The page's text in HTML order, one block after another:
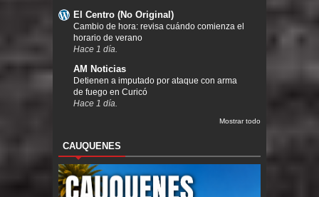
El Centro (No Original)
Cambio de hora: revisa cuándo comienza el
horario de verano
Hace 1 día.
AM Noticias
Detienen a imputado por ataque con arma
de fuego en Curicó
Hace 1 día.
Mostrar todo
CAUQUENES